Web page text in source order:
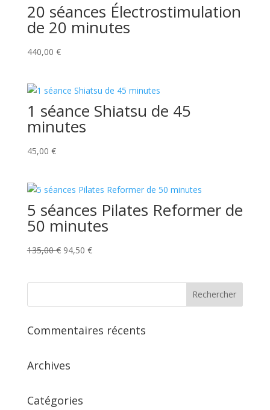
20 séances Électrostimulation
de 20 minutes
440,00 €
1 séance Shiatsu de 45
minutes
45,00 €
5 séances Pilates Reformer de
50 minutes
135,00€ Le
135,00 €.
94,50 €Le
94,50 €.
Commentaires récents
Archives
Catégories